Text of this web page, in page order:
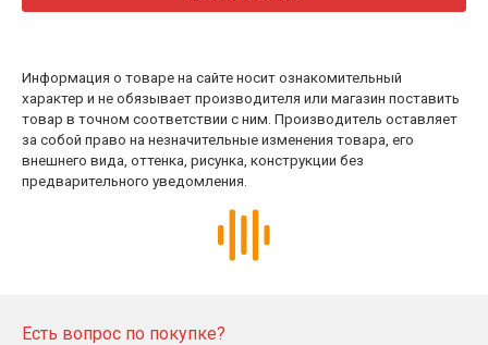
Информация о товаре на сайте носит ознакомительный
характер и не обязывает производителя или магазин поставить
товар в точном соответствии с ним. Производитель оставляет
за собой право на незначительные изменения товара, его
внешнего вида, оттенка, рисунка, конструкции без
предварительного уведомления.
Есть вопрос по покупке?